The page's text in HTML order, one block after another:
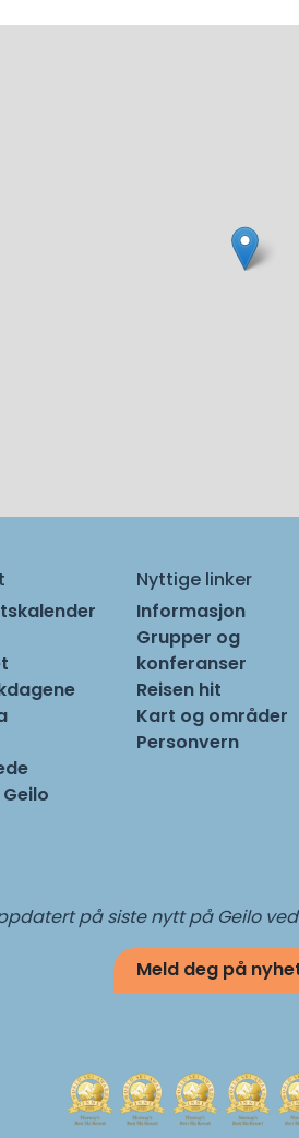
Nyttige linker
Informasjon
Grupper og
konferanser
Reisen hit
Kart og områder
Personvern
på siste nytt på Geilo
Meld deg på